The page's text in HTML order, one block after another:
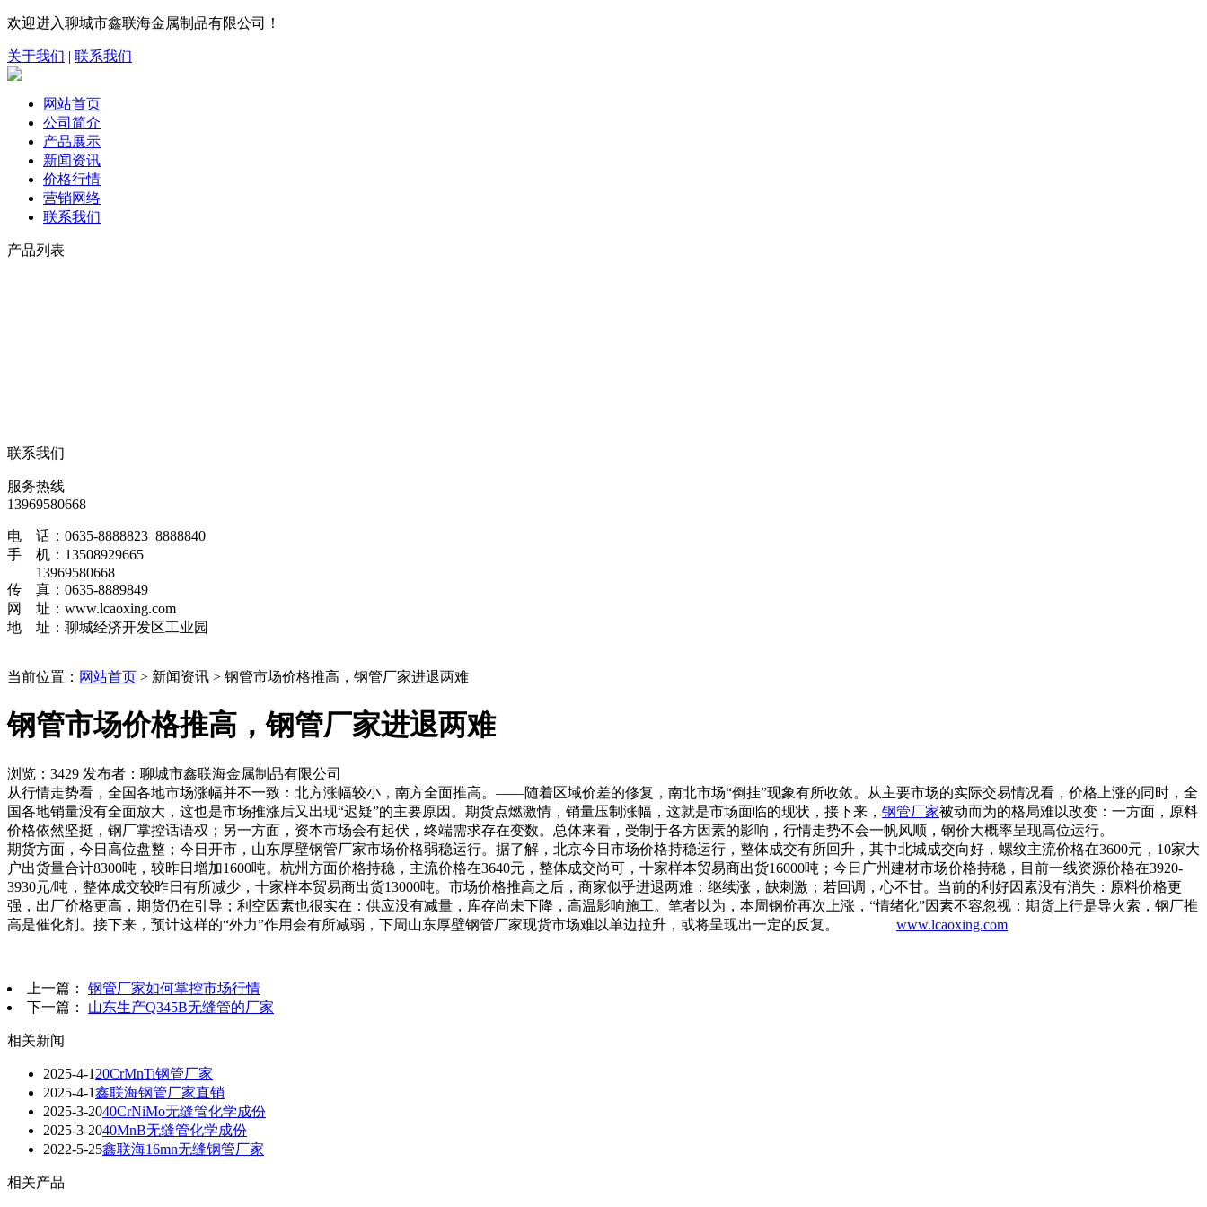
欢迎进入聊城市鑫联海金属制品有限公司！
关于我们 | 联系我们
网站首页
公司简介
产品展示
新闻资讯
价格行情
营销网络
联系我们
产品列表
联系我们
服务热线
13969580668
电 话：0635-8888823 8888840
手 机：13508929665
13969580668
传 真：0635-8889849
网 址：www.lcaoxing.com
地 址：聊城经济开发区工业园
当前位置： 网站首页 > 新闻资讯 > 钢管市场价格推高，钢管厂家进退两难
钢管市场价格推高，钢管厂家进退两难
浏览：3429 发布者：聊城市鑫联海金属制品有限公司
从行情走势看，全国各地市场涨幅并不一致：北方涨幅较小，南方全面推高。——随着区域价差的修复，南北市场“倒挂”现象有所收敛。从主要市场的实际交易情况看，价格上涨的同时，全
国各地销量没有全面放大，这也是市场推涨后又出现“迟疑”的主要原因。期货点燃激情，销量压制涨幅，这就是市场面临的现状，接下来， 钢管厂家被动而为的格局难以改变：一方面，原料
价格依然坚挺，钢厂掌控话语权；另一方面，资本市场会有起伏，终端需求存在变数。总体来看，受制于各方因素的影响，行情走势不会一帆风顺，钢价大概率呈现高位运行。
期货方面，今日高位盘整；今日开市，山东厚壁钢管厂家市场价格弱稳运行。据了解，北京今日市场价格持稳运行，整体成交有所回升，其中北城成交向好，螺纹主流价格在3600元，10家大
户出货量合计8300吨，较昨日增加1600吨。杭州方面价格持稳，主流价格在3640元，整体成交尚可，十家样本贸易商出货16000吨；今日广州建材市场价格持稳，目前一线资源价格在3920-
3930元/吨，整体成交较昨日有所减少，十家样本贸易商出货13000吨。市场价格推高之后，商家似乎进退两难：继续涨，缺刺激；若回调，心不甘。当前的利好因素没有消失：原料价格更
强，出厂价格更高，期货仍在引导；利空因素也很实在：供应没有减量，库存尚未下降，高温影响施工。笔者以为，本周钢价再次上涨，“情绪化”因素不容忽视：期货上行是导火索，钢厂推
高是催化剂。接下来，预计这样的“外力”作用会有所减弱，下周山东厚壁钢管厂家现货市场难以单边拉升，或将呈现出一定的反复。 www.lcaoxing.com
上一篇： 钢管厂家如何掌控市场行情
下一篇： 山东生产Q345B无缝管的厂家
相关新闻
2025-4-1 20CrMnTi钢管厂家
2025-4-1鑫联海钢管厂家直销
2025-3-2040CrNiMo无缝管化学成份
2025-3-2040MnB无缝管化学成份
2022-5-25鑫联海16mn无缝钢管厂家
相关产品